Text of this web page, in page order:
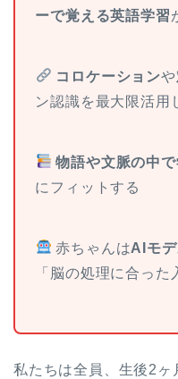
ーで覚える英語学習
コロケーションや
ン認識を最大限活用
物語や文脈の中
にフィットする
赤ちゃんはAIモ
「脳の処理に合った
私たちは全員、生後2ヶ